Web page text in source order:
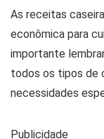
As receitas
econômica para
importante
todos os tipos de
necessidades
Publicidade